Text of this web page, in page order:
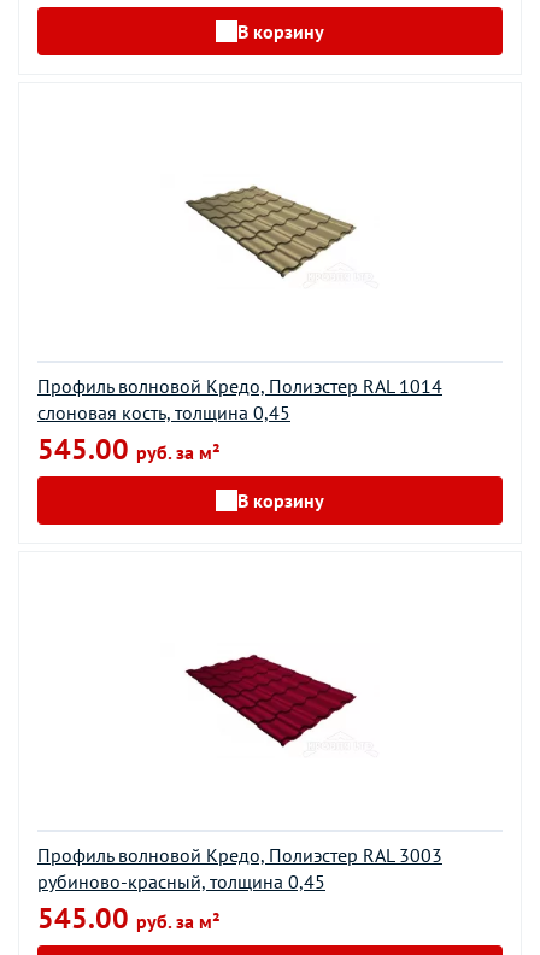
В корзину
Профиль волновой Кредо, Полиэстер RAL 1014
слоновая кость, толщина 0,45
545.00 руб. за м²
В корзину
Профиль волновой Кредо, Полиэстер RAL 3003
рубиново-красный, толщина 0,45
545.00 руб. за м²